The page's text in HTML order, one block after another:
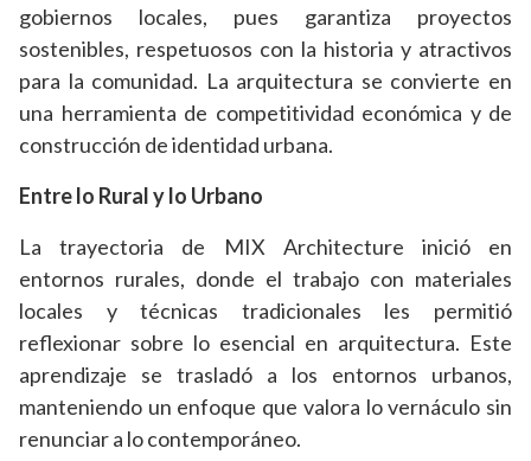
gobiernos locales, pues garantiza proyectos
sostenibles, respetuosos con la historia y atractivos
para la comunidad. La arquitectura se convierte en
una herramienta de competitividad económica y de
construcción de identidad urbana.
Entre lo Rural y lo Urbano
La trayectoria de MIX Architecture inició en
entornos rurales, donde el trabajo con materiales
locales y técnicas tradicionales les permitió
reflexionar sobre lo esencial en arquitectura. Este
aprendizaje se trasladó a los entornos urbanos,
manteniendo un enfoque que valora lo vernáculo sin
renunciar a lo contemporáneo.